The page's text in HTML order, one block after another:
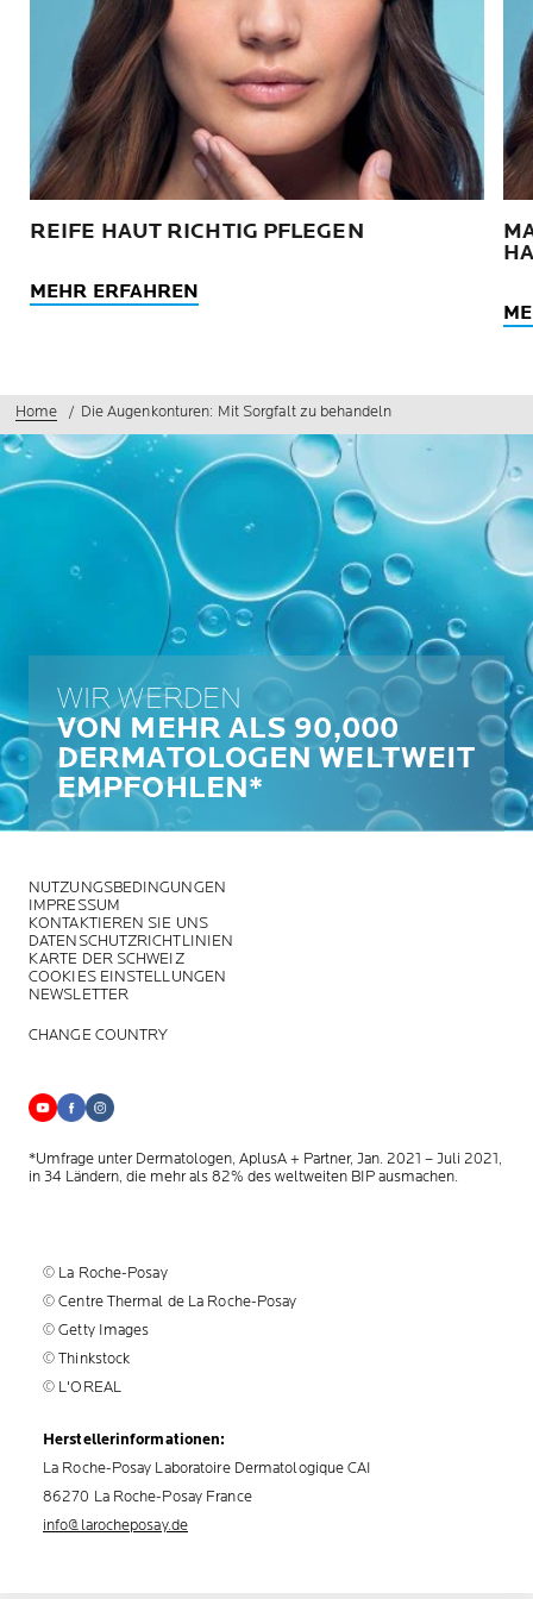
REIFE HAUT RICHTIG PFLEGEN
MEHR ERFAHREN
Home Die Augenkonturen: Mit Sorgfalt zu behandeln
WIR WERDEN
VON MEHR ALS 90,000
DERMATOLOGEN WELTWEIT
EMPFOHLEN*
NUTZUNGSBEDINGUNGEN
IMPRESSUM
KONTAKTIEREN SIE UNS
DATENSCHUTZRICHTLINIEN
KARTE DER SCHWEIZ
COOKIES EINSTELLUNGEN
NEWSLETTER
CHANGE COUNTRY
*Umfrage unter Dermatologen, AplusA + Partner, Jan. 2021 – Juli 2021,
in 34 Ländern, die mehr als 82% des weltweiten BIP ausmachen.
© La Roche-Posay
© Centre Thermal de La Roche-Posay
© Getty Images
© Thinkstock
© L'OREAL
Herstellerinformationen:
La Roche-Posay Laboratoire Dermatologique CAI
86270 La Roche-Posay France
info@larocheposay.de